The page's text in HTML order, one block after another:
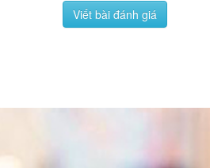
Viết bài đánh giá